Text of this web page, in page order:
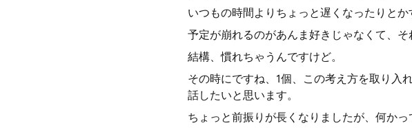
いつもの時間よりちょっと遅くなったりと
予定が崩れるのがあんま好きじゃなくて、
結構、慣れちゃうんですけど。
その時にですね、1個、この考え方を取り入
話したいと思います。
ちょっと前振りが長くなりましたが、何かっ